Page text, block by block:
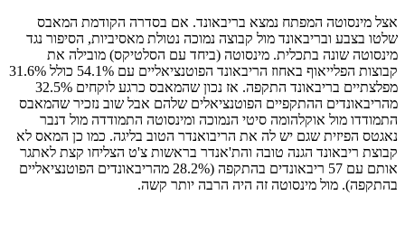
אצל מינסוטה המפתח נמצא בריבאונד. אם בסדרה הקודמת המאבס
שלטו בצבע ובריבאונד מול קבוצה נמוכה נטולת מאסיביות, הסיפור נגד
מינסוטה שונה בתכלית. מינסוטה (ביחד עם הסלטיקס) מובילה את
קבוצות הפלייאוף באחוז הריבאונד הפוטנציאליים עם 54.1% כולל 31.6%
מפלצתיים בריבאונד התקפה. אז נכון שהמאבס כרגע לוקחים 32.5%
מהריבאונדים ההתקפיים הפוטנציאלים שלהם אבל שוב נזכיר שהמאבס
התמודדו מול אוקלהומה סיטי הנמוכה ומינסוטה התמודדה מול דנבר
נאגטס הפיזית שגם יש לה את הריבואנדר הטוב בליגה. כמו כן המאס לא
קבוצת ריבאונד הגנה טובה והת'אנדר בראשות צ'ט הצליחו קצת לאתגר
אותם עם 57 ריבאונדים בהתקפה (28.2% מהריבאונדים הפוטנציאליים
בהתקפה). מול מינסוטה זה היה הרבה יותר קשה.